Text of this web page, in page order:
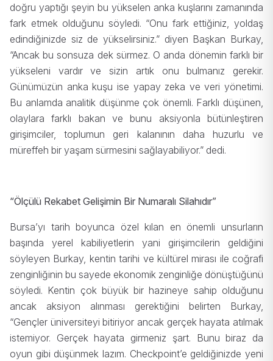
doğru yaptığı şeyin bu yükselen anka kuşlarını zamanında
fark etmek olduğunu söyledi. “Onu fark ettiğiniz, yoldaş
edindiğinizde siz de yükselirsiniz.” diyen Başkan Burkay,
“Ancak bu sonsuza dek sürmez. O anda dönemin farklı bir
yükseleni vardır ve sizin artık onu bulmanız gerekir.
Günümüzün anka kuşu ise yapay zeka ve veri yönetimi.
Bu anlamda analitik düşünme çok önemli. Farklı düşünen,
olaylara farklı bakan ve bunu aksiyonla bütünleştiren
girişimciler, toplumun geri kalanının daha huzurlu ve
müreffeh bir yaşam sürmesini sağlayabiliyor.” dedi.
“Ölçülü Rekabet Gelişimin Bir Numaralı Silahıdır”
Bursa’yı tarih boyunca özel kılan en önemli unsurların
başında yerel kabiliyetlerin yani girişimcilerin geldiğini
söyleyen Burkay, kentin tarihi ve kültürel mirası ile coğrafi
zenginliğinin bu sayede ekonomik zenginliğe dönüştüğünü
söyledi. Kentin çok büyük bir hazineye sahip olduğunu
ancak aksiyon alınması gerektiğini belirten Burkay,
“Gençler üniversiteyi bitiriyor ancak gerçek hayata atılmak
istemiyor. Gerçek hayata girmeniz şart. Bunu biraz da
oyun gibi düşünmek lazım. Checkpoint’e geldiğinizde yeni